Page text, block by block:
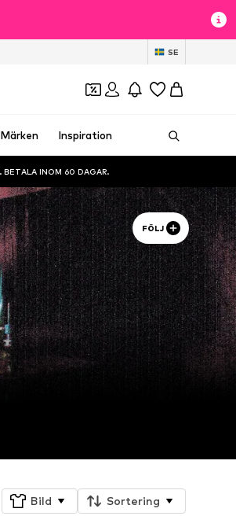
SE
Märken Inspiration
BETALA INOM 60 DAGAR.
FÖLJ
Bild Sortering